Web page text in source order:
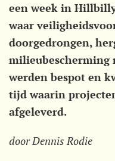
een week in
waar
doorgedrongen,
milieubescherming
werden bespot en
tijd waarin
afgeleverd.
door Dennis Rodie